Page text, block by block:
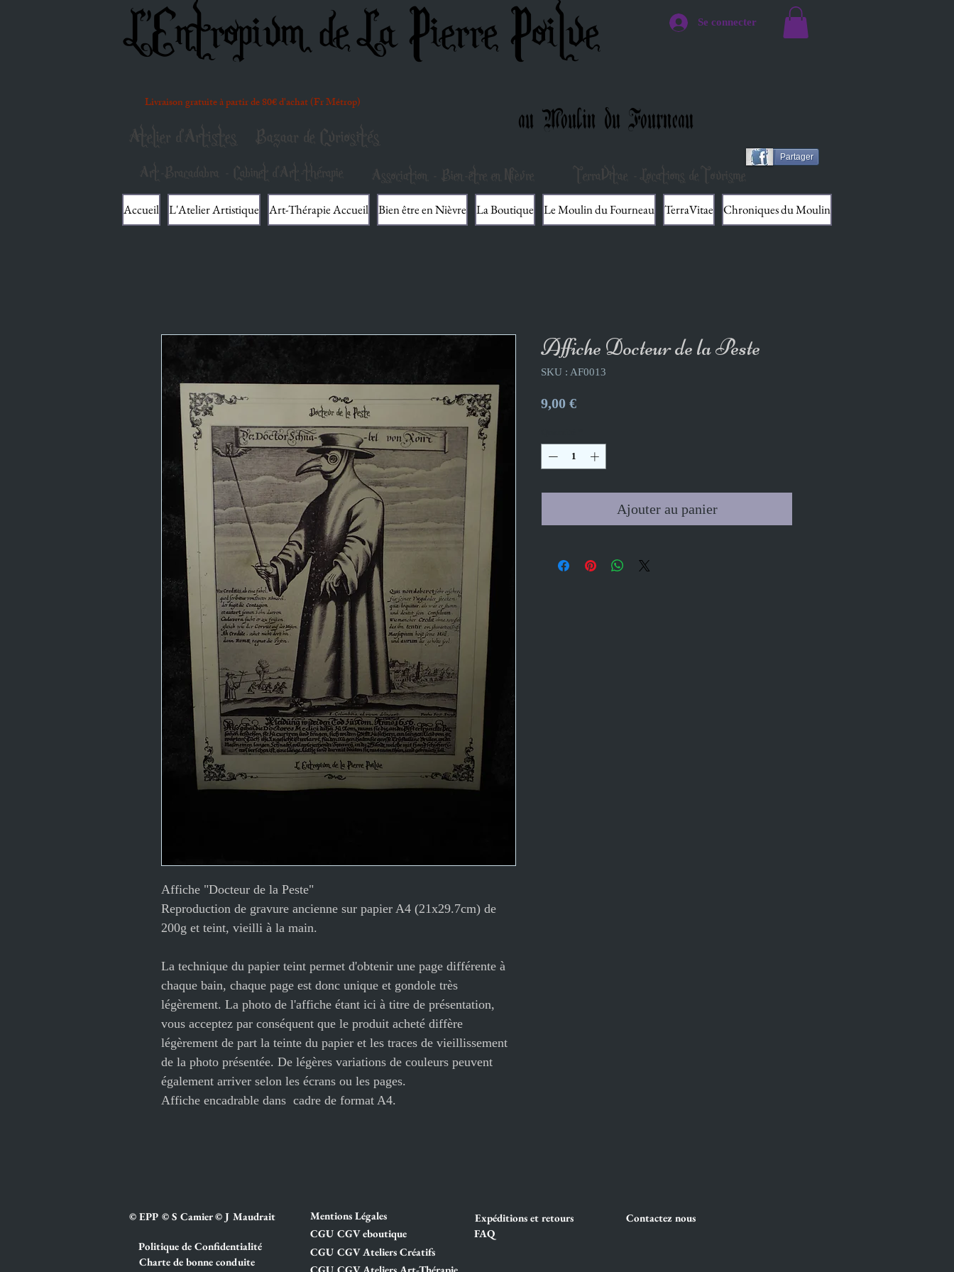
L'Entropium de La Pierre Poilue Se connecter
Livraison gratuite à partir de 80€ d'achat (Fr Métrop)
Atelier d'Artistes Bazaar de Curiosités au Moulin du Fourneau
Art-Bracadabra - Cabinet d'Art-thérapie Association - Bien-être en Nièvre
Partager
TerraVitae - Locations de Tourisme
Accueil L'Atelier Artistique Art-Thérapie Accueil Bien être en Nièvre La Boutique Le Moulin du Fourneau TerraVitae Chroniques du Moulin
Affiche "Docteur de la Peste"
Reproduction de gravure ancienne sur papier A4 (21x29.7cm) de
200g et teint, vieilli à la main.
La technique du papier teint permet d'obtenir une page différente à
chaque bain, chaque page est donc unique et gondole très
légèrement. La photo de l'affiche étant ici à titre de présentation,
vous acceptez par conséquent que le produit acheté diffère
légèrement de part la teinte du papier et les traces de vieillissement
de la photo présentée. De légères variations de couleurs peuvent
également arriver selon les écrans ou les pages.
Affiche encadrable dans cadre de format A4.
Affiche Docteur de la Peste
SKU : AF0013
9,00 €Prix
Ajouter au panier
© EPP © S Camier © J Maudrait
Mentions Légales
CGU CGV eboutique
Politique de Confidentialité
Charte de bonne conduite
CGU CGV Ateliers Créatifs
Expéditions et retours
FAQ
Contactez nous